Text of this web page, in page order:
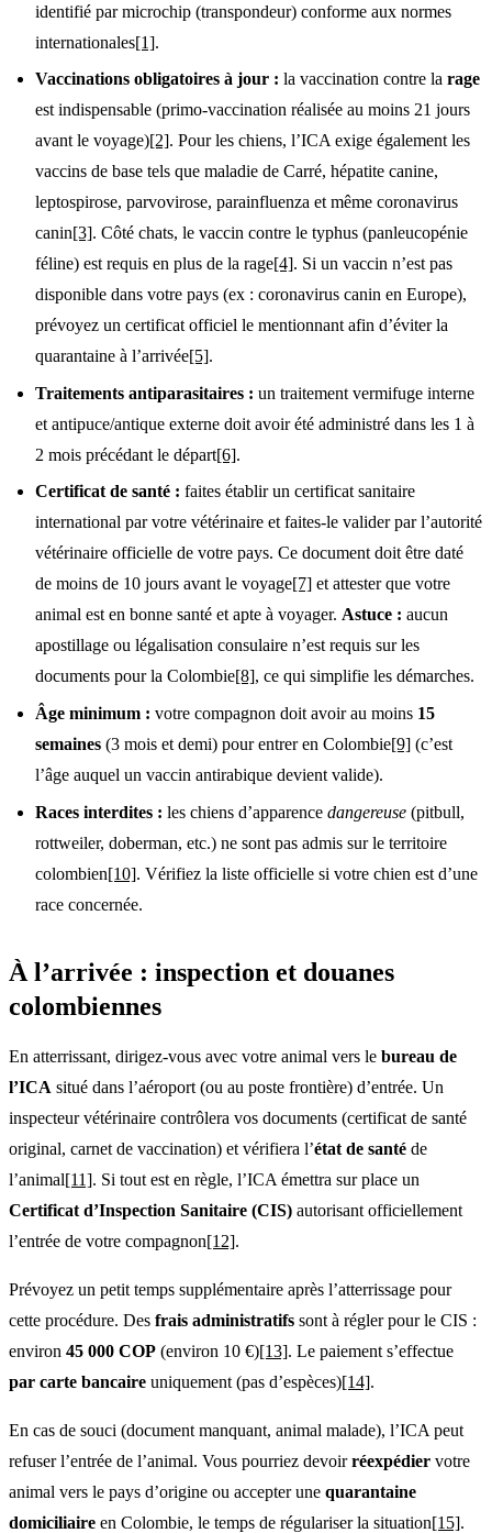
identifié par microchip (transpondeur) conforme aux normes
internationales[1].
Vaccinations obligatoires à jour : la vaccination contre la rage
est indispensable (primo-vaccination réalisée au moins 21 jours
avant le voyage)[2]. Pour les chiens, l’ICA exige également les
vaccins de base tels que maladie de Carré, hépatite canine,
leptospirose, parvovirose, parainfluenza et même coronavirus
canin[3]. Côté chats, le vaccin contre le typhus (panleucopénie
féline) est requis en plus de la rage[4]. Si un vaccin n’est pas
disponible dans votre pays (ex : coronavirus canin en Europe),
prévoyez un certificat officiel le mentionnant afin d’éviter la
quarantaine à l’arrivée[5].
Traitements antiparasitaires : un traitement vermifuge interne
et antipuce/antique externe doit avoir été administré dans les 1 à
2 mois précédant le départ[6].
Certificat de santé : faites établir un certificat sanitaire
international par votre vétérinaire et faites-le valider par l’autorité
vétérinaire officielle de votre pays. Ce document doit être daté
de moins de 10 jours avant le voyage[7] et attester que votre
animal est en bonne santé et apte à voyager. Astuce : aucun
apostillage ou légalisation consulaire n’est requis sur les
documents pour la Colombie[8], ce qui simplifie les démarches.
Âge minimum : votre compagnon doit avoir au moins 15
semaines (3 mois et demi) pour entrer en Colombie[9] (c’est
l’âge auquel un vaccin antirabique devient valide).
Races interdites : les chiens d’apparence dangereuse (pitbull,
rottweiler, doberman, etc.) ne sont pas admis sur le territoire
colombien[10]. Vérifiez la liste officielle si votre chien est d’une
race concernée.
À l’arrivée : inspection et douanes
colombiennes
En atterrissant, dirigez-vous avec votre animal vers le bureau de
l’ICA situé dans l’aéroport (ou au poste frontière) d’entrée. Un
inspecteur vétérinaire contrôlera vos documents (certificat de santé
original, carnet de vaccination) et vérifiera l’état de santé de
l’animal[11]. Si tout est en règle, l’ICA émettra sur place un
Certificat d’Inspection Sanitaire (CIS) autorisant officiellement
l’entrée de votre compagnon[12].
Prévoyez un petit temps supplémentaire après l’atterrissage pour
cette procédure. Des frais administratifs sont à régler pour le CIS :
environ 45 000 COP (environ 10 €)[13]. Le paiement s’effectue
par carte bancaire uniquement (pas d’espèces)[14].
En cas de souci (document manquant, animal malade), l’ICA peut
refuser l’entrée de l’animal. Vous pourriez devoirréexpédier votre
animal vers le pays d’origine ou accepter une quarantaine
domiciliaire en Colombie, le temps de régulariser la situation[15].